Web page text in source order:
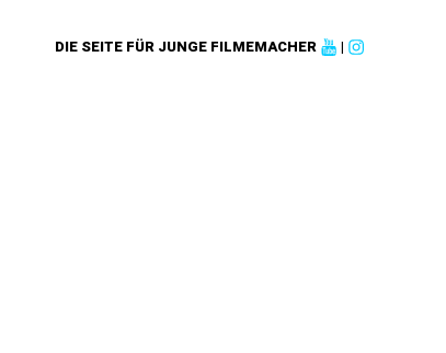
DIE SEITE FÜR JUNGE FILMEMACHER |